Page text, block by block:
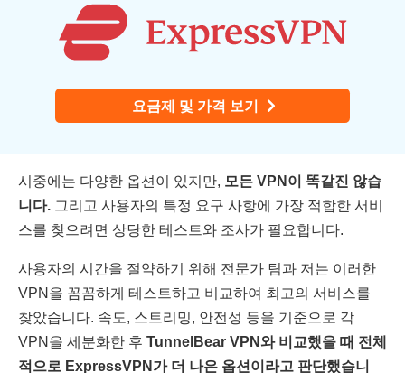
요금제 및 가격 보기
시중에는 다양한 옵션이 있지만, 모든 VPN이 똑같진 않습
니다. 그리고 사용자의 특정 요구 사항에 가장 적합한 서비
스를 찾으려면 상당한 테스트와 조사가 필요합니다.
사용자의 시간을 절약하기 위해 전문가 팀과 저는 이러한
VPN을 꼼꼼하게 테스트하고 비교하여 최고의 서비스를
찾았습니다. 속도, 스트리밍, 안전성 등을 기준으로 각
VPN을 세분화한 후 TunnelBear VPN와 비교했을 때 전체
적으로 ExpressVPN가 더 나은 옵션이라고 판단했습니